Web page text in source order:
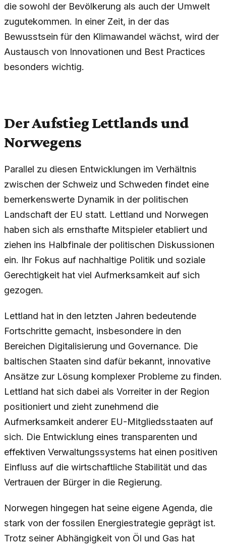
die sowohl der Bevölkerung als auch der Umwelt
zugutekommen. In einer Zeit, in der das
Bewusstsein für den Klimawandel wächst, wird der
Austausch von Innovationen und Best Practices
besonders wichtig.
Der Aufstieg Lettlands und
Norwegens
Parallel zu diesen Entwicklungen im Verhältnis
zwischen der Schweiz und Schweden findet eine
bemerkenswerte Dynamik in der politischen
Landschaft der EU statt. Lettland und Norwegen
haben sich als ernsthafte Mitspieler etabliert und
ziehen ins Halbfinale der politischen Diskussionen
ein. Ihr Fokus auf nachhaltige Politik und soziale
Gerechtigkeit hat viel Aufmerksamkeit auf sich
gezogen.
Lettland hat in den letzten Jahren bedeutende
Fortschritte gemacht, insbesondere in den
Bereichen Digitalisierung und Governance. Die
baltischen Staaten sind dafür bekannt, innovative
Ansätze zur Lösung komplexer Probleme zu finden.
Lettland hat sich dabei als Vorreiter in der Region
positioniert und zieht zunehmend die
Aufmerksamkeit anderer EU-Mitgliedsstaaten auf
sich. Die Entwicklung eines transparenten und
effektiven Verwaltungssystems hat einen positiven
Einfluss auf die wirtschaftliche Stabilität und das
Vertrauen der Bürger in die Regierung.
Norwegen hingegen hat seine eigene Agenda, die
stark von der fossilen Energiestrategie geprägt ist.
Trotz seiner Abhängigkeit von Öl und Gas hat